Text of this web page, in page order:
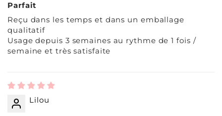
Parfait
Reçu dans les temps et dans un emballage
qualitatif
Usage depuis 3 semaines au rythme de 1 fois /
semaine et très satisfaite
Lilou